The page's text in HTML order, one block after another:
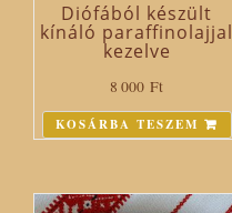
Diófából készült
kínáló paraffinolajjal
kezelve
8 000Ft
KOSÁRBA TESZEM